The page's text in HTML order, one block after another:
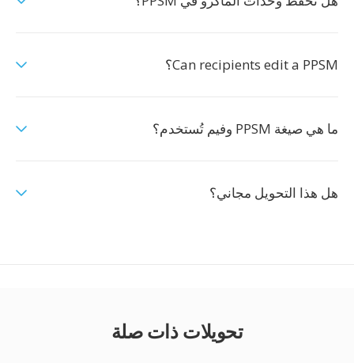
Can recipients edit a PPSM؟
ما هي صيغة PPSM وفيم تُستخدم؟
هل هذا التحويل مجاني؟
تحويلات ذات صلة